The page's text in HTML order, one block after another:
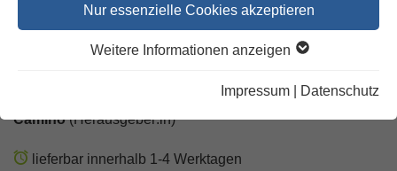
Nur essenzielle Cookies akzeptieren
Weitere Informationen anzeigen
Impressum Datenschutz
Vom Segen der Weihnachtszeit
Ein kleines Lesebuch zum großen Fest
Camino(Herausgeber:in)
lieferbar innerhalb 1-4 Werktagen